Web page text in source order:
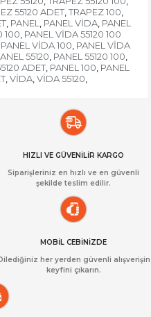
55120 ADET, TRAPEZ 100,
, PANEL , PANEL VİDA, PANEL
100, PANEL VİDA 55120 100
PANEL VİDA 100, PANEL VİDA
55120, PANEL 55120 100,
ADET, PANEL 100, PANEL
, VİDA, VİDA 55120,
HIZLI VE GÜVENİLİR KARGO
Siparişleriniz en hızlı ve en güvenli
şekilde teslim edilir.
MOBİL CEBİNİZDE
her yerden güvenli alışverişin
keyfini çıkarın.